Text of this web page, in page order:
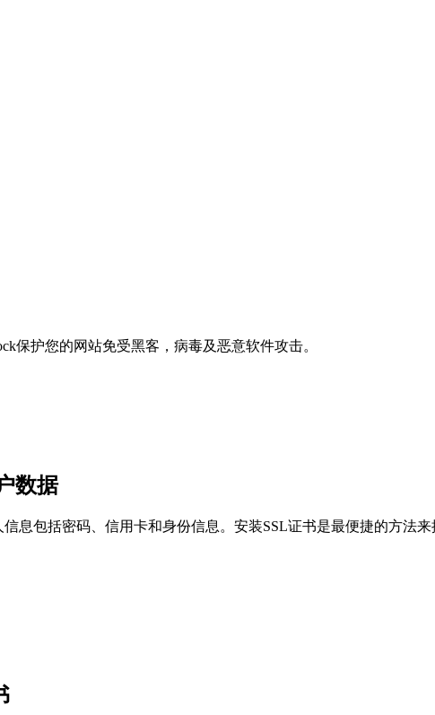
保护您的网站免受黑客，病毒及恶意软件攻击。
数据
息包括密码、信用卡和身份信息。安装SSL证书是最便捷的方法